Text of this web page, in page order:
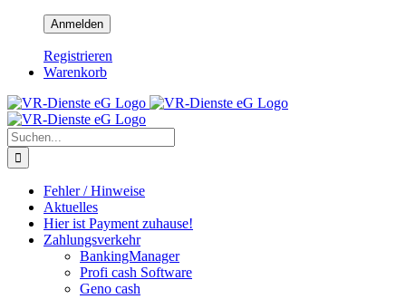
Registrieren
Warenkorb
Suche
nach:
Fehler / Hinweise
Aktuelles
Hier ist Payment zuhause!
Zahlungsverkehr
BankingManager
Profi cash Software
Geno cash